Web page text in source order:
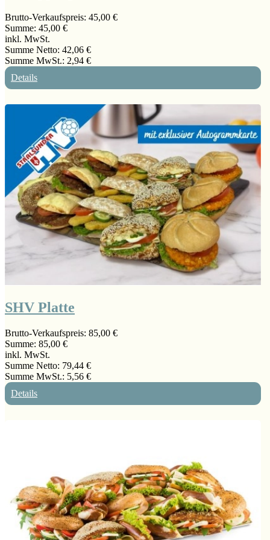
Brutto-Verkaufspreis: 45,00 €
Summe: 45,00 €
inkl. MwSt.
Summe Netto: 42,06 €
Summe MwSt.: 2,94 €
Details
SHV Platte
Brutto-Verkaufspreis: 85,00 €
Summe: 85,00 €
inkl. MwSt.
Summe Netto: 79,44 €
Summe MwSt.: 5,56 €
Details